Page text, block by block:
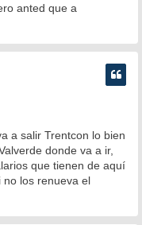
anted que a
a salir Trentcon lo bien
donde va a ir,
que tienen de aquí
no los renueva el